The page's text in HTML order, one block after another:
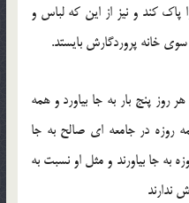
كند و نیز از این كه لباس و
خانه پروردگارش بایستد.
پنج بار به جا بیاورد و همه
روزه در جامعه ای صالح به جا
به جا بیاورند و مثل او نسبت به
ندارند